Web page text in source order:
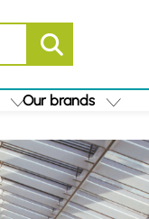
Our brands